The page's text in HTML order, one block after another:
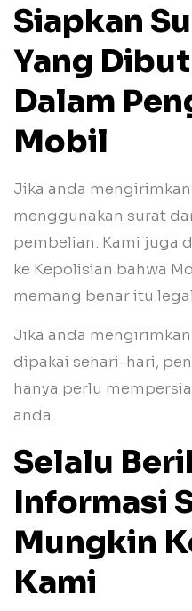
Siapkan
Yang
Dalam
Mobil
Jika anda
menggunakan surat
pembelian. Kami juga
ke Kepolisian bahwa
memang benar itu
Jika anda
dipakai sehari-hari,
hanya perlu
anda.
Selalu
Informasi
Mungkin
Kami